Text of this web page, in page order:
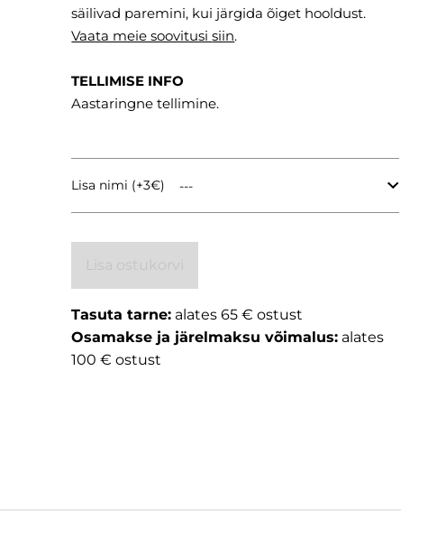
säilivad paremini, kui järgida õiget hooldust.
Vaata meie soovitusisiin.
TELLIMISE INFO
Aastaringne tellimine.
Lisa nimi (+3€)
Tasuta tarne: alates 65 € ostust
Osamakse ja järelmaksu võimalus: alates
100 € ostust